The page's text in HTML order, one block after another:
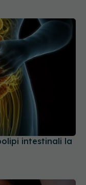
intestinali la